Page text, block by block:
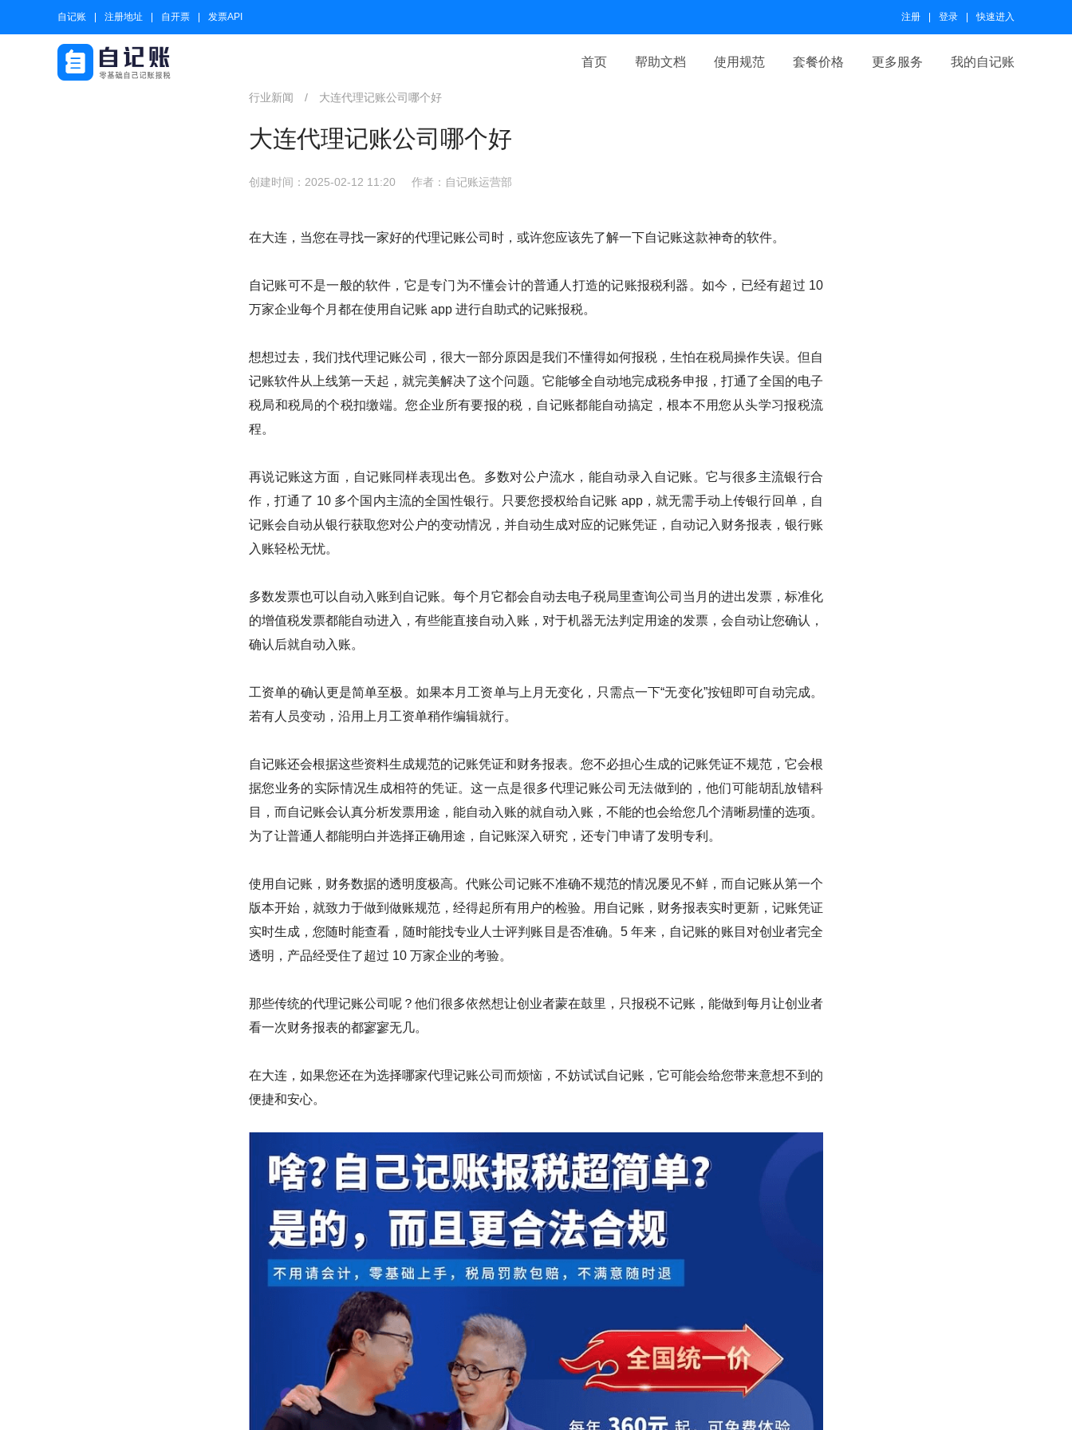
自记账 注册地址 自开票 发票API 注册 登录 快速进入
首页 帮助文档 使用规范 套餐价格 更多服务 我的自记账
行业新闻 / 大连代理记账公司哪个好
大连代理记账公司哪个好
创建时间：2025-02-12 11:20 作者：自记账运营部
在大连，当您在寻找一家好的代理记账公司时，或许您应该先了解一下自记账这款神奇的软件。
自记账可不是一般的软件，它是专门为不懂会计的普通人打造的记账报税利器。如今，已经有超过 10
万家企业每个月都在使用自记账 app 进行自助式的记账报税。
想想过去，我们找代理记账公司，很大一部分原因是我们不懂得如何报税，生怕在税局操作失误。但自
记账软件从上线第一天起，就完美解决了这个问题。它能够全自动地完成税务申报，打通了全国的电子
税局和税局的个税扣缴端。您企业所有要报的税，自记账都能自动搞定，根本不用您从头学习报税流
程。
再说记账这方面，自记账同样表现出色。多数对公户流水，能自动录入自记账。它与很多主流银行合
作，打通了 10 多个国内主流的全国性银行。只要您授权给自记账 app，就无需手动上传银行回单，自
记账会自动从银行获取您对公户的变动情况，并自动生成对应的记账凭证，自动记入财务报表，银行账
入账轻松无忧。
多数发票也可以自动入账到自记账。每个月它都会自动去电子税局里查询公司当月的进出发票，标准化
的增值税发票都能自动进入，有些能直接自动入账，对于机器无法判定用途的发票，会自动让您确认，
确认后就自动入账。
工资单的确认更是简单至极。如果本月工资单与上月无变化，只需点一下“无变化”按钮即可自动完成。
若有人员变动，沿用上月工资单稍作编辑就行。
自记账还会根据这些资料生成规范的记账凭证和财务报表。您不必担心生成的记账凭证不规范，它会根
据您业务的实际情况生成相符的凭证。这一点是很多代理记账公司无法做到的，他们可能胡乱放错科
目，而自记账会认真分析发票用途，能自动入账的就自动入账，不能的也会给您几个清晰易懂的选项。
为了让普通人都能明白并选择正确用途，自记账深入研究，还专门申请了发明专利。
使用自记账，财务数据的透明度极高。代账公司记账不准确不规范的情况屡见不鲜，而自记账从第一个
版本开始，就致力于做到做账规范，经得起所有用户的检验。用自记账，财务报表实时更新，记账凭证
实时生成，您随时能查看，随时能找专业人士评判账目是否准确。5 年来，自记账的账目对创业者完全
透明，产品经受住了超过 10 万家企业的考验。
那些传统的代理记账公司呢？他们很多依然想让创业者蒙在鼓里，只报税不记账，能做到每月让创业者
看一次财务报表的都寥寥无几。
在大连，如果您还在为选择哪家代理记账公司而烦恼，不妨试试自记账，它可能会给您带来意想不到的
便捷和安心。